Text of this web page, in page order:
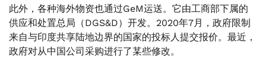
此外，各种海外物资也通过GeM运送。它由工商部下属的
供应和处置总局（DGS&D）开发。2020年7月，政府限制
来自与印度共享陆地边界的国家的投标人提交报价。最近，
政府对从中国公司采购进行了某些修改。